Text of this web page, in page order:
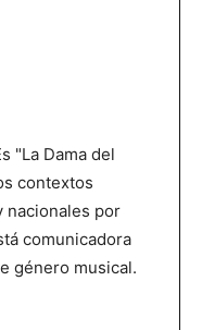
"La Dama del
contextos
nacionales por
comunicadora
género musical.